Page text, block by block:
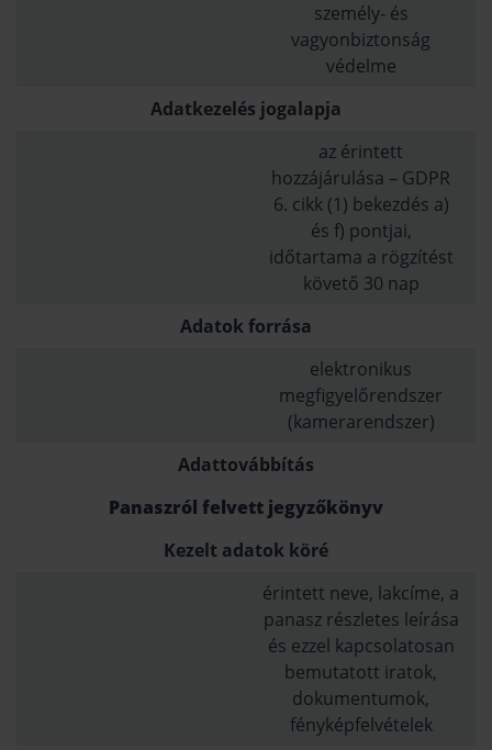
személy- és
vagyonbiztonság
védelme
Adatkezelés jogalapja
az érintett
hozzájárulása – GDPR
6. cikk (1) bekezdés a)
és f) pontjai,
időtartama a rögzítést
követő 30 nap
Adatok forrása
elektronikus
megfigyelőrendszer
(kamerarendszer)
Adattovábbítás
Panaszról felvett jegyzőkönyv
Kezelt adatok köré
érintett neve, lakcíme, a
panasz részletes leírása
és ezzel kapcsolatosan
bemutatott iratok,
dokumentumok,
fényképfelvételek